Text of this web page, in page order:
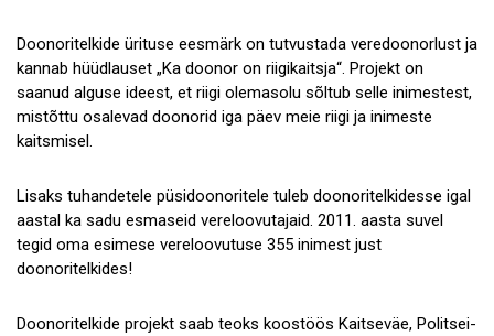
Doonoritelkide ürituse eesmärk on tutvustada veredoonorlust ja
kannab hüüdlauset „Ka doonor on riigikaitsja“. Projekt on
saanud alguse ideest, et riigi olemasolu sõltub selle inimestest,
mistõttu osalevad doonorid iga päev meie riigi ja inimeste
kaitsmisel.
Lisaks tuhandetele püsidoonoritele tuleb doonoritelkidesse igal
aastal ka sadu esmaseid vereloovutajaid. 2011. aasta suvel
tegid oma esimese vereloovutuse 355 inimest just
doonoritelkides!
Doonoritelkide projekt saab teoks koostöös Kaitseväe, Politsei-